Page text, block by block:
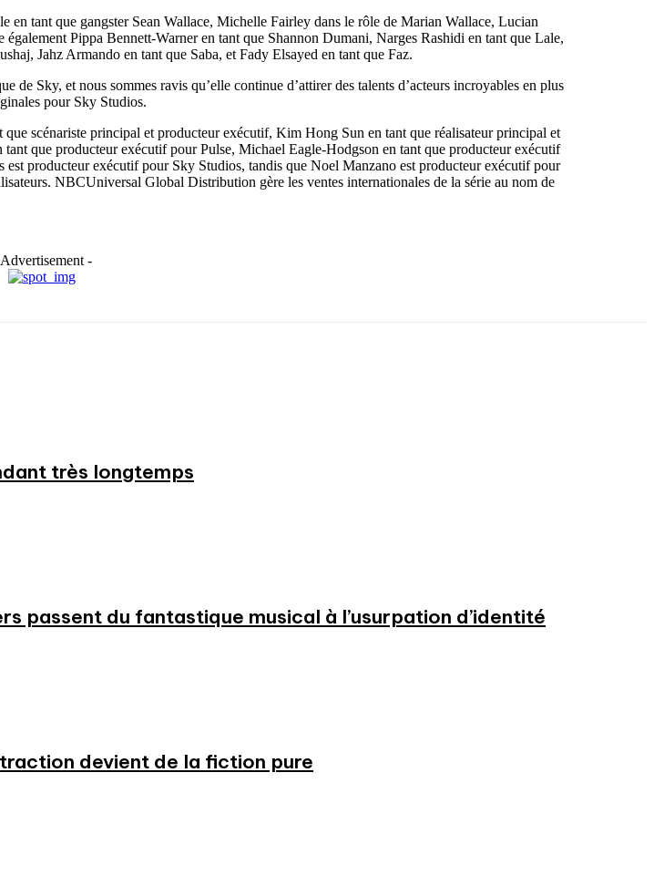
en tant que gangster Sean Wallace, Michelle Fairley dans le rôle de Marian Wallace, Lucian
Pippa Bennett-Warner en tant que Shannon Dumani, Narges Rashidi en tant que Lale,
Jahz Armando en tant que Saba, et Fady Elsayed en tant que Faz.
de Sky, et nous sommes ravis qu’elle continue d’attirer des talents d’acteurs incroyables en plus
pour Sky Studios.
que scénariste principal et producteur exécutif, Kim Hong Sun en tant que réalisateur principal et
que producteur exécutif pour Pulse, Michael Eagle-Hodgson en tant que producteur exécutif
producteur exécutif pour Sky Studios, tandis que Noel Manzano est producteur exécutif pour
NBCUniversal Global Distribution gère les ventes internationales de la série au nom de
-
très longtemps
passent du fantastique musical à l’usurpation d’identité
devient de la fiction pure